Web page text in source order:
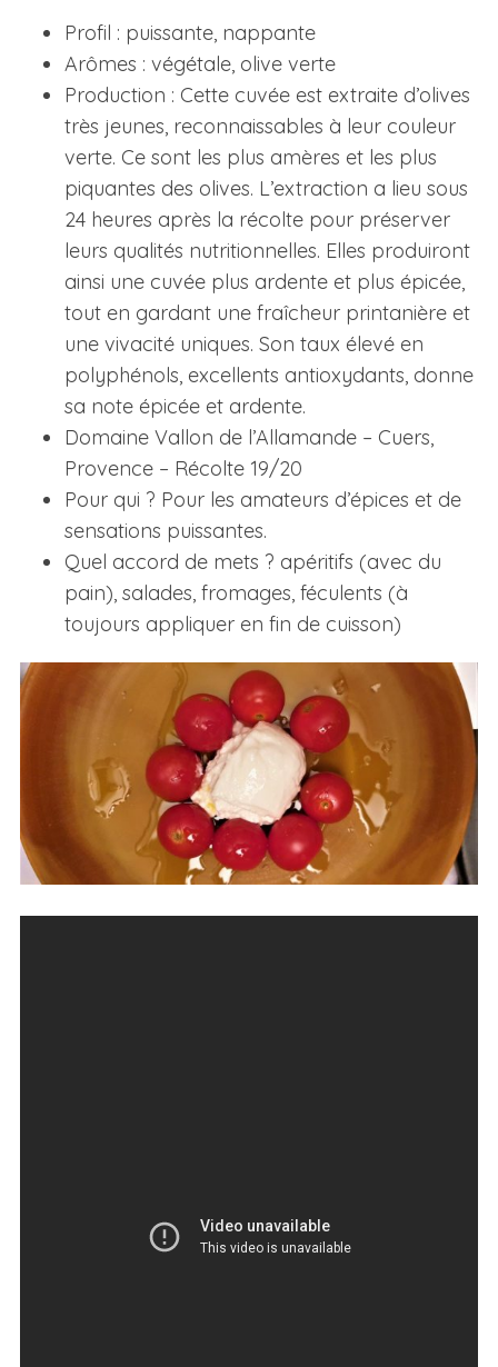
Profil : puissante, nappante
Arômes : végétale, olive verte
Production : Cette cuvée est extraite d’olives
très jeunes, reconnaissables à leur couleur
verte. Ce sont les plus amères et les plus
piquantes des olives. L’extraction a lieu sous
24 heures après la récolte pour préserver
leurs qualités nutritionnelles. Elles produiront
ainsi une cuvée plus ardente et plus épicée,
tout en gardant une fraîcheur printanière et
une vivacité uniques. Son taux élevé en
polyphénols, excellents antioxydants, donne
sa note épicée et ardente.
Domaine Vallon de l’Allamande – Cuers,
Provence – Récolte 19/20
Pour qui ? Pour les amateurs d’épices et de
sensations puissantes.
Quel accord de mets ? apéritifs (avec du
pain), salades, fromages, féculents (à
toujours appliquer en fin de cuisson)